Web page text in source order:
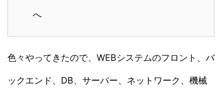
へ
色々やってきたので、WEBシステムのフロント、バ
ックエンド、DB、サーバー、ネットワーク、機械